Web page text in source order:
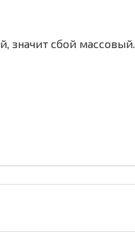
значит сбой массовый.